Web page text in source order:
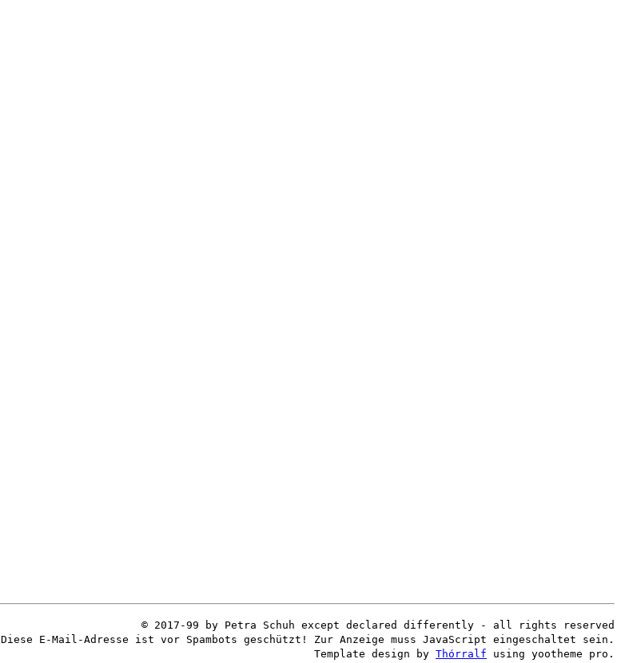
© 2017-99 by Petra Schuh except declared differently - all rights reserved
Diese E-Mail-Adresse ist vor Spambots geschützt! Zur Anzeige muss JavaScript eingeschaltet sein.
Template design by Thórralf using yootheme pro.